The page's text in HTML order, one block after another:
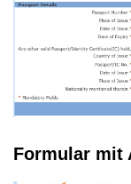
Formular mit